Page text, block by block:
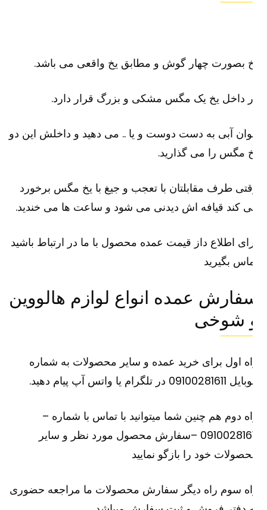
بصورت چهار گوش و مطابق یخ واقعی می باشد.
داخل یخ یک مگس مشکی و بزرگ قرار دارد.
آبی به دست دوست و یا .. می دهید و داخلش این دو
مگس را می گذارید.
طرف مقابلتان با تعجب و جیغ با یخ مگس برخورد
کند قیافه اش دیدنی می شود و ساعت ها می خندید.
اطلاع داز قیمت عمده محصول با ما در ارتباط باشید
بگیرید
عمده انواع لوازم هالووین
شوخی
اول برای خرید عمده و سایر محصولات به شماره
در تلگرام یا واتس آپ پیام دهید.
دوم هم چنین شما میتوانید با تماس با شماره –
09100281611 –سفارش محصول مورد نظر و سایر
خود را بازگو نمایید
سوم راه دیگر سفارش محصولات ما مراجعه حضوری